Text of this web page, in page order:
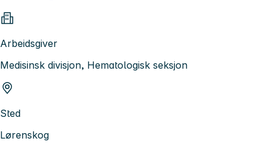
Arbeidsgiver
Medisinsk divisjon, Hematologisk seksjon
Sted
Lørenskog